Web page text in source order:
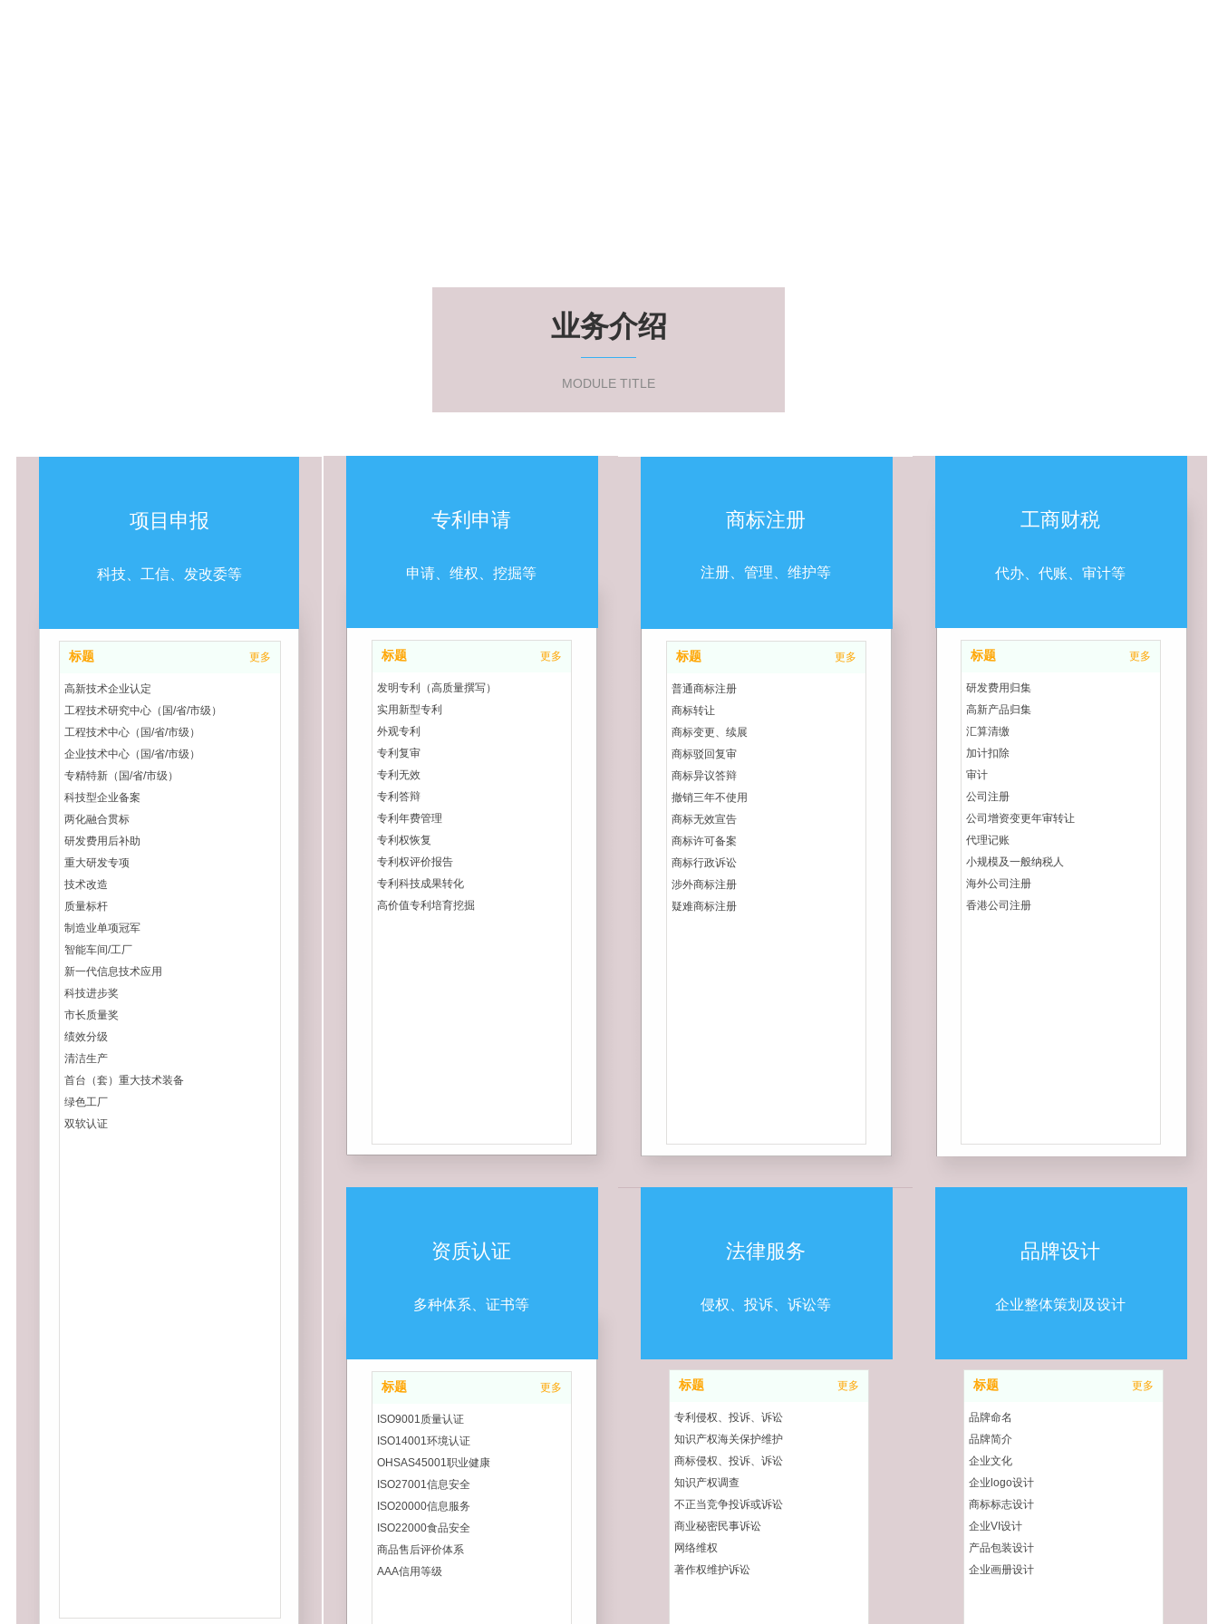
业务介绍
MODULE TITLE
标题 更多
高新技术企业认定
工程技术研究中心（国/省/市级）
工程技术中心（国/省/市级）
企业技术中心（国/省/市级）
专精特新（国/省/市级）
科技型企业备案
两化融合贯标
研发费用后补助
重大研发专项
技术改造
质量标杆
制造业单项冠军
智能车间/工厂
新一代信息技术应用
科技进步奖
市长质量奖
绩效分级
清洁生产
首台（套）重大技术装备
绿色工厂
双软认证
项目申报
科技、工信、发改委等
标题 更多
发明专利（高质量撰写）
实用新型专利
外观专利
专利复审
专利无效
专利答辩
专利年费管理
专利权恢复
专利权评价报告
专利科技成果转化
高价值专利培育挖掘
专利申请
申请、维权、挖掘等
标题 更多
普通商标注册
商标转让
商标变更、续展
商标驳回复审
商标异议答辩
撤销三年不使用
商标无效宣告
商标许可备案
商标行政诉讼
涉外商标注册
疑难商标注册
商标注册
注册、管理、维护等
标题 更多
研发费用归集
高新产品归集
汇算清缴
加计扣除
审计
公司注册
公司增资变更年审转让
代理记账
小规模及一般纳税人
海外公司注册
香港公司注册
工商财税
代办、代账、审计等
标题 更多
ISO9001质量认证
ISO14001环境认证
OHSAS45001职业健康
ISO27001信息安全
ISO20000信息服务
ISO22000食品安全
商品售后评价体系
AAA信用等级
资质认证
多种体系、证书等
标题 更多
专利侵权、投诉、诉讼
知识产权海关保护维护
商标侵权、投诉、诉讼
知识产权调查
不正当竞争投诉或诉讼
商业秘密民事诉讼
网络维权
著作权维护诉讼
法律服务
侵权、投诉、诉讼等
标题 更多
品牌命名
品牌简介
企业文化
企业logo设计
商标标志设计
企业VI设计
产品包装设计
企业画册设计
品牌设计
企业整体策划及设计